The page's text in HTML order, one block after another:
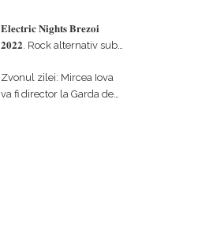
𝐄𝐥𝐞𝐜𝐭𝐫𝐢𝐜 𝐍𝐢𝐠𝐡𝐭𝐬 𝐁𝐫𝐞𝐳𝐨𝐢
𝟐𝟎𝟐𝟐. Rock alternativ sub
#𝐁𝐫𝐞𝐳𝐨𝐢𝐮𝐥𝐋𝐮𝐦𝐢𝐢
Zvonul zilei: Mircea Iova
va fi director la Garda de